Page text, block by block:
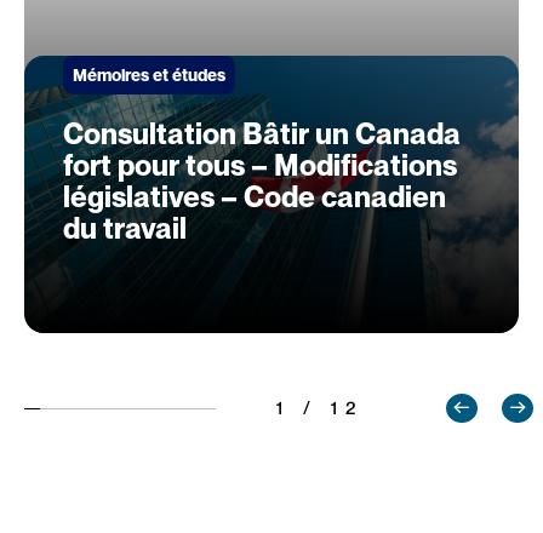
Mémoires et études
Consultation Bâtir un Canada
fort pour tous – Modifications
législatives – Code canadien
du travail
1 / 12